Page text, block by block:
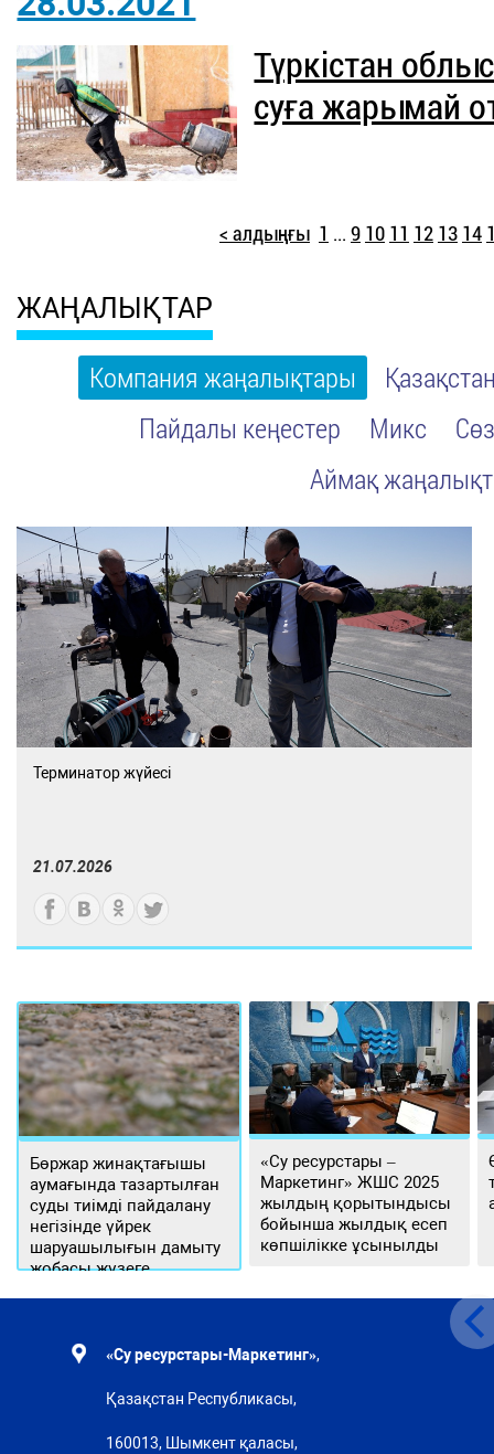
Түркістан
суға жарымай
< алдыңғы 1 ... 9 10 11 12 13 14
ЖАҢАЛЫҚТАР
Компания жаңалықтары
Пайдалы кеңестер
Микс
Аймақ
Терминатор жүйесі
21.07.2026
Бөржар жинақтағышы
аумағында тазартылған
суды тиімді пайдалану
негізінде үйрек
шаруашылығын дамыту
жобасы жүзеге
«Су ресурстары –
Маркетинг» ЖШС 2025
жылдың қорытындысы
бойынша жылдық есеп
көпшілікке ұсынылды
«Су ресурстары-Маркетинг»,
Қазақстан Республикасы,
160013, Шымкент қаласы,